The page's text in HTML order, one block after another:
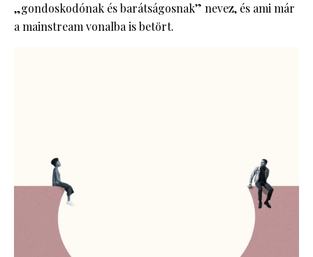
„gondoskodónak és barátságosnak” nevez, és ami már
a mainstream vonalba is betört.